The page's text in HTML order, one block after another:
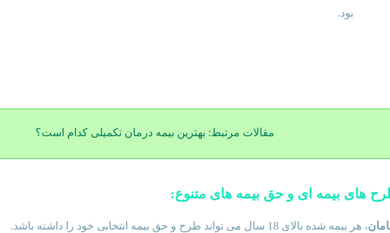
بود.
مقالات مرتبط: بهترین بیمه درمان تکمیلی کدام است؟
، هر بیمه شده بالای 18 سال می تواند طرح و حق بیمه انتخابی خود را داشته باشد.